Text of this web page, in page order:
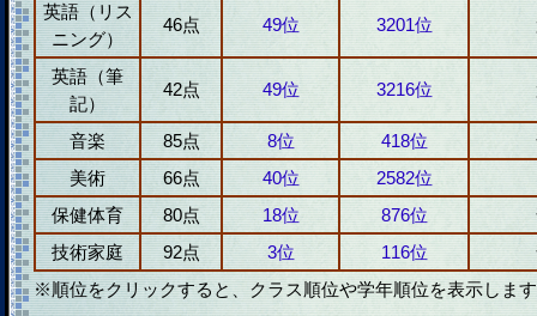
英語（リス
ニング）
46点 49位 3201位
英語（筆
記）
42点 49位 3216位
音楽 85点 8位 418位
美術
66点 40位
2582位
保健体育
80点 18位 876位
技術家庭
92点 3位 116位
※順位をクリックすると、クラス順位や学年順位を表示しま